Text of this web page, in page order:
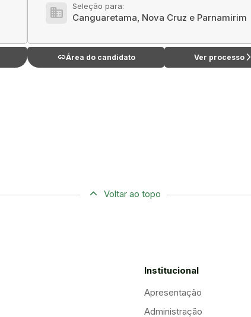
domain Seleção para:
Canguaretama, Nova Cruz e Parnamirim
linkÁrea do candidato Ver processoarrow_forward_ios
Voltar ao topo
Institucional
Apresentação
Administração